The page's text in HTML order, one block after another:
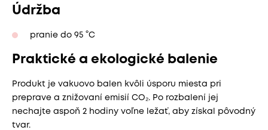
Údržba
pranie do 95 °C
Praktické a ekologické balenie
Produkt je vakuovo balen kvôli úsporu miesta pri
preprave a znižovaní emisií CO₂. Po rozbalení jej
nechajte aspoň 2 hodiny voľne ležať, aby získal pôvodný
tvar.